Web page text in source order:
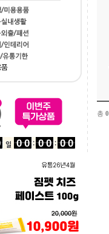
총 0